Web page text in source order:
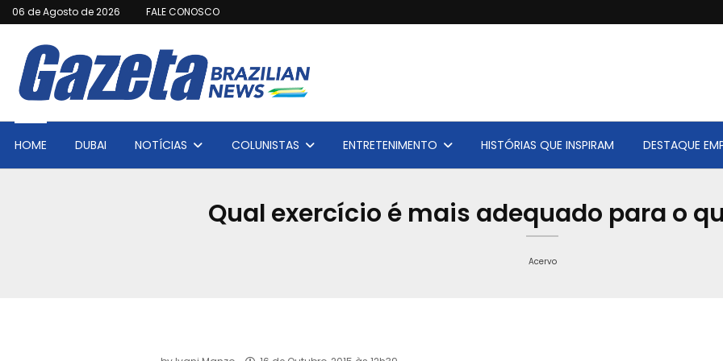
06 de Agosto de 2026 FALE CONOSCO
HOME DUBAI NOTÍCIAS COLUNISTAS ENTRETENIMENTO HISTÓRIAS QUE INSPIRAM DESTAQUE
Qual exercício é mais adequado para o
Acervo